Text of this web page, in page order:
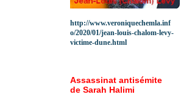
http://www.veroniquechemla.inf
o/2020/01/jean-louis-chalom-levy-
victime-dune.html
Assassinat antisémite
de Sarah Halimi